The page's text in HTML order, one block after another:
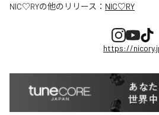
NIC♡RYの他のリリース： NIC♡RY
https://